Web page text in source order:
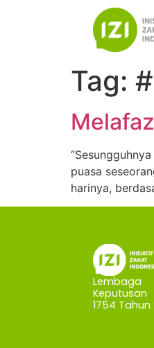
Tag:
puasa
Keputusan
1754 Tahun